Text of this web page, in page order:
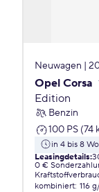
Neuwagen |
Opel Corsa
Edition
Benzin
100 PS (74
in 4 bis 8
Leasingdetails:
0 €
kombiniert: 116